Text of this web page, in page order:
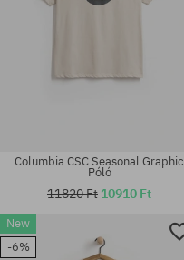
Elérhető méretek:
M; L; XL
Columbia CSC Seasonal Graphic
Póló
11820 Ft 10910 Ft
New
-6%